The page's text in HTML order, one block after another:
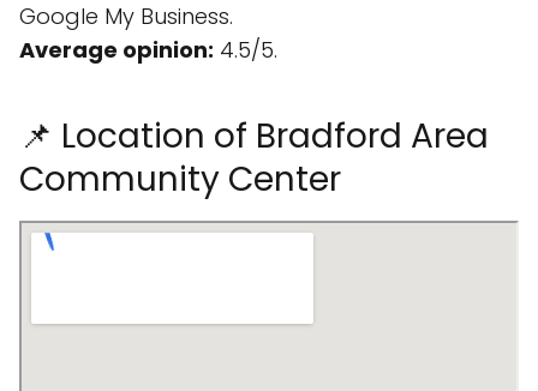
Google My Business.
Average opinion: 4.5/5.
📌 Location of Bradford Area
Community Center